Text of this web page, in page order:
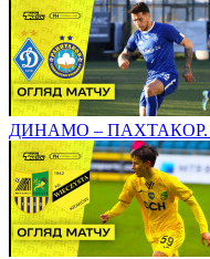
ДИНАМО – ПАХТАКОР.